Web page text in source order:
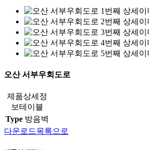
오산 서부우회도로
제품상세정
보테이블
Type 방음벽
다운로드목록으로